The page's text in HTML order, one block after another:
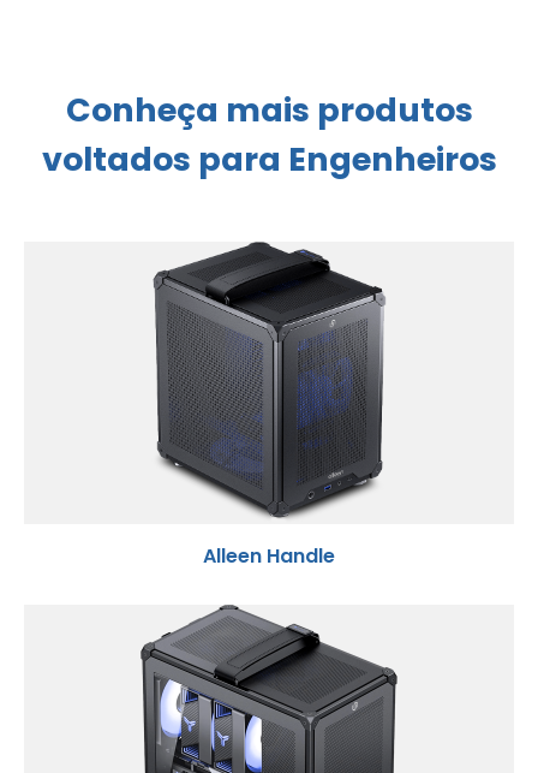
Conheça mais produtos
voltados para Engenheiros
Alleen Handle